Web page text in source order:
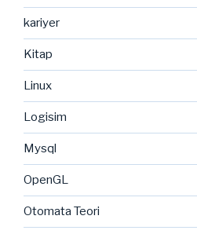
kariyer
Kitap
Linux
Logisim
Mysql
OpenGL
Otomata Teori